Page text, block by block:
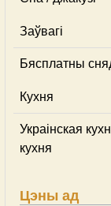
Заўвагі
Бясплатны
Кухня
Украінская
кухня
Цэны ад